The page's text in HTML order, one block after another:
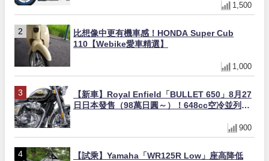
1,500
比想像中更有機車感！HONDA Super Cub
110【Webike愛車精選】
1,000
【新車】Royal Enfield「BULLET 650」8月27
日日本發售（98萬日圓～）！648cc空冷並列雙
900
【試乘】Yamaha「WR125R Low」座高降低